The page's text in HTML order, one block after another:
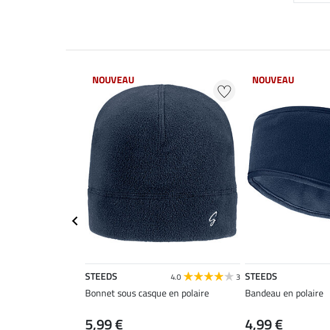
NOUVEAU
STEEDS 4.0 3
Bonnet sous casque en polaire
5,99 €
NOUVEAU
STEEDS
Bandeau en polaire
4,99 €